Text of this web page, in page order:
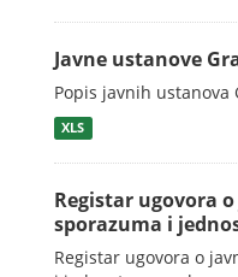
Javne ustanove
Popis javnih ustanova
XLS
Registar ugovora
sporazuma i
Registar ugovora o